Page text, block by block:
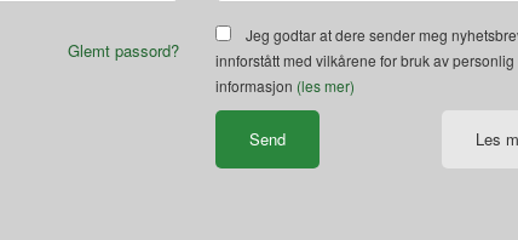
Glemt passord?
Jeg godtar at dere sender meg
innforstått med vilkårene for bruk av personlig
informasjon (les mer)
Les